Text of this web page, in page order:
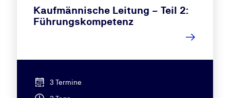
Kaufmännische Leitung – Teil 2:
Führungskompetenz
3 Termine